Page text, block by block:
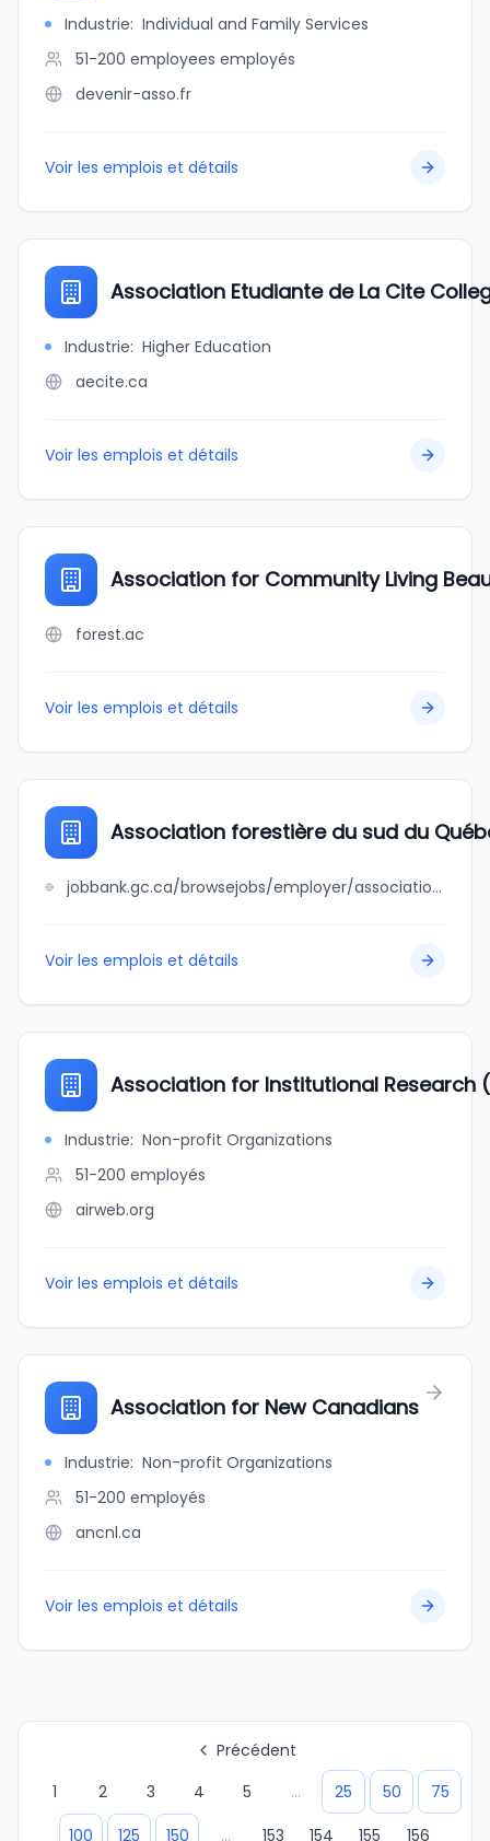
Industrie: Individual and Family Services
51-200 employees employés
devenir-asso.fr
Voir les emplois et détails
Association Etudiante de La Cite
Industrie: Higher Education
aecite.ca
Voir les emplois et détails
Association for Community Living
forest.ac
Voir les emplois et détails
Association forestière du sud du
jobbank.gc.ca/browsejobs/employer/association+foresti%C3%A8re+du+sud+du+qu%C3%A9bec/ca
Voir les emplois et détails
Association for Institutional Research
Industrie: Non-profit Organizations
51-200 employés
airweb.org
Voir les emplois et détails
Association for New Canadians
Industrie: Non-profit Organizations
51-200 employés
ancnl.ca
Voir les emplois et détails
Précédent
1
2 3 4 5 ... 25 50
75
100
125 150 ... 153 154 155 156